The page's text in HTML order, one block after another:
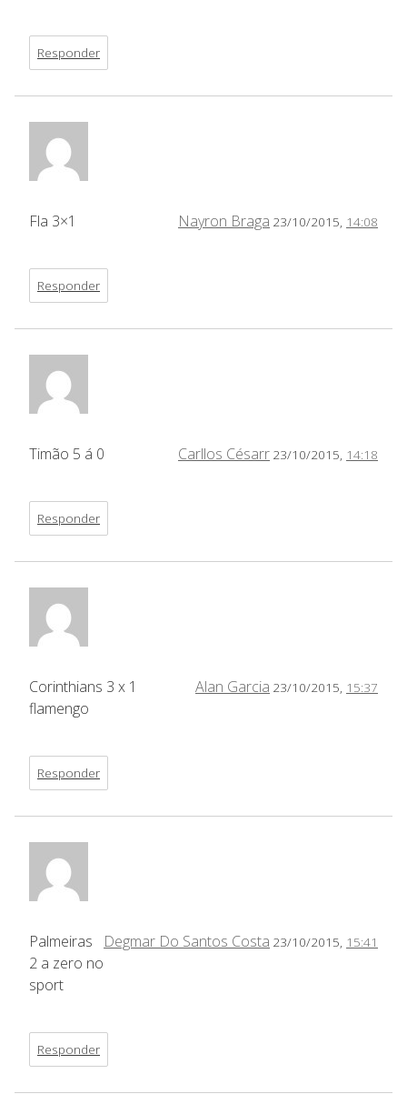
Responder
Nayron Braga 23/10/2015, 14:08
Fla 3×1
Responder
Carllos Césarr 23/10/2015, 14:18
Timão 5 á 0
Responder
Alan Garcia 23/10/2015, 15:37
Corinthians 3 x 1
flamengo
Responder
Degmar Do Santos Costa 23/10/2015, 15:41
Palmeiras
2 a zero no
sport
Responder